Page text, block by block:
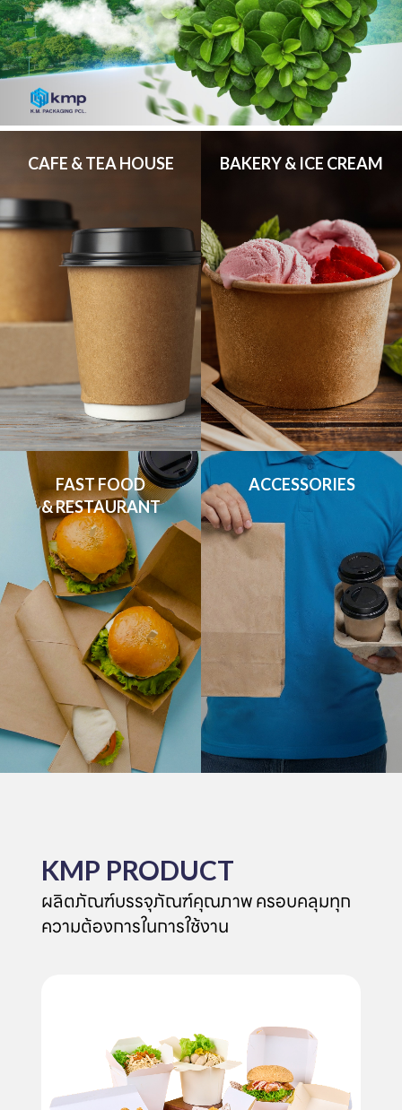
CAFE & TEA HOUSE BAKERY & ICE CREAM
FAST FOOD
& RESTAURANT
ACCESSORIES
KMP PRODUCT
ผลิตภัณฑ์บรรจุภัณฑ์คุณภาพ ครอบคลุมทุก
ความต้องการในการใช้งาน